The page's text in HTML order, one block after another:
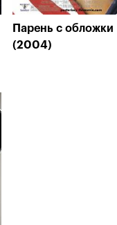
Парень с обложки
(2004)